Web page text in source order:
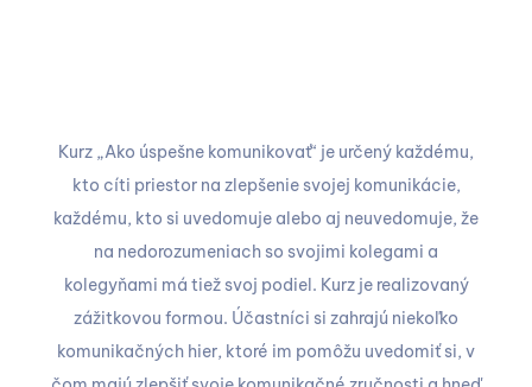
Kurz „Ako úspešne komunikovať“ je určený každému,
kto cíti priestor na zlepšenie svojej komunikácie,
každému, kto si uvedomuje alebo aj neuvedomuje, že
na nedorozumeniach so svojimi kolegami a
kolegyňami má tiež svoj podiel. Kurz je realizovaný
zážitkovou formou. Účastníci si zahrajú niekoľko
komunikačných hier, ktoré im pomôžu uvedomiť si, v